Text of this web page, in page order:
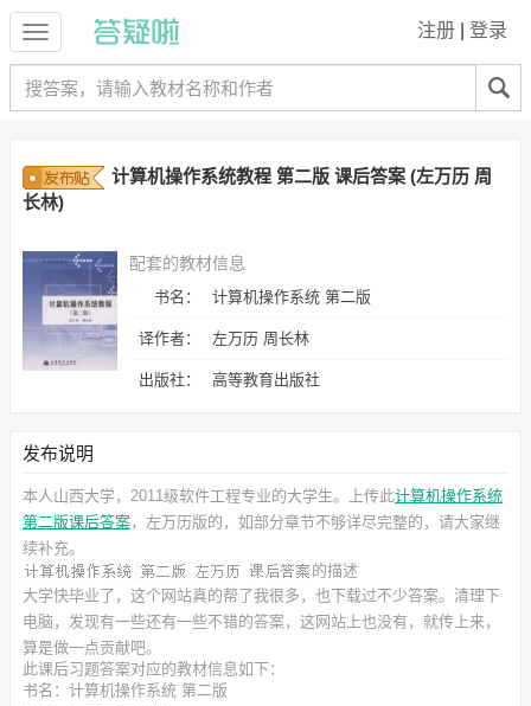
注册 登录
计算机操作系统教程 第二版 课后答案 (左万历 周
长林)
配套的教材信息
书名： 计算机操作系统 第二版
译作者： 左万历 周长林
出版社： 高等教育出版社
发布说明
本人山西大学，2011级软件工程专业的大学生。上传此计算机操作系统
第二版课后答案，左万历版的，如部分章节不够详尽完整的，请大家继
续补充。
的描述
大学快毕业了，这个网站真的帮了我很多，也下载过不少答案。清理下
电脑，发现有一些还有一些不错的答案，这网站上也没有，就传上来，
算是做一点贡献吧。
此课后习题答案对应的教材信息如下：
书名：计算机操作系统 第二版